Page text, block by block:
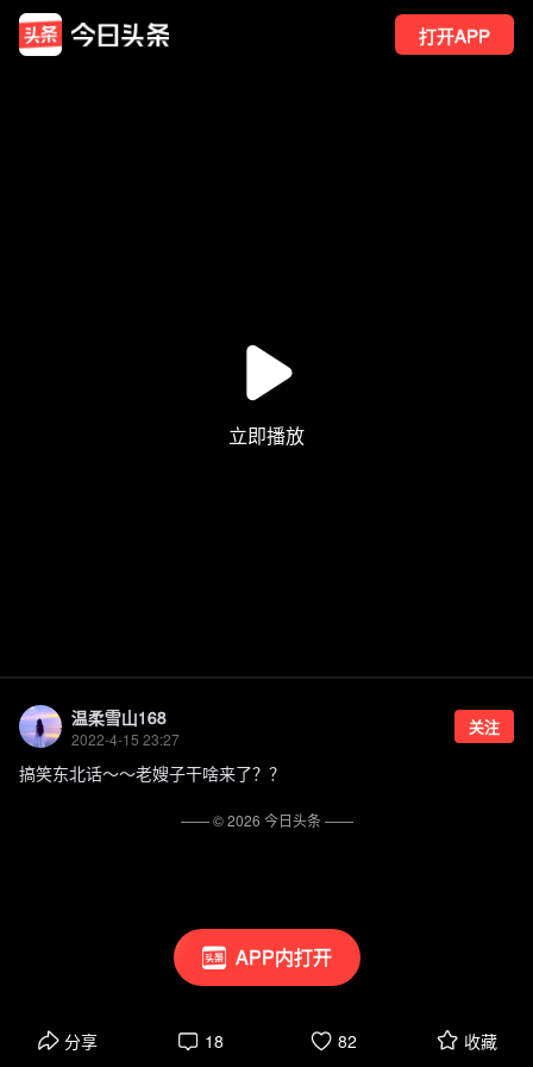
打开APP
APP内打开
温柔雪山168
2022-4-15 23:27
关注
搞笑东北话～～老嫂子干啥来了？？
分享 18 82 收藏
—— ©2026 今日头条——